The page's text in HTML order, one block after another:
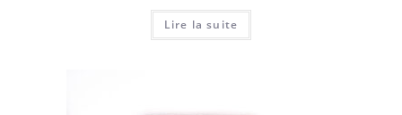
Lire la suite